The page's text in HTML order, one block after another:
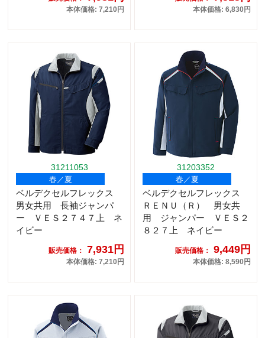
本体価格: 7,210円 本体価格: 6,830円
31211053
春／夏
ベルデクセルフレックス
男女共用 長袖ジャンパ
ー ＶＥＳ２７４７上 ネ
イビー
販売価格： 7,931円
本体価格: 7,210円
31203352
春／夏
ベルデクセルフレックス
ＲＥＮＵ（Ｒ） 男女共
用 ジャンパー ＶＥＳ２
８２７上 ネイビー
販売価格： 9,449円
本体価格: 8,590円